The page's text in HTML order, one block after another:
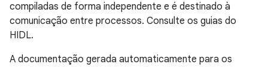
compiladas de forma independente e é destinado à
comunicação entre processos. Consulte os guias do
HIDL.
A documentação gerada automaticamente para os